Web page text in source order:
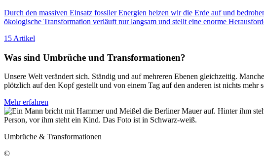
Durch den massiven Einsatz fossiler Energien heizen wir die Erde auf und
ökologische Transformation verläuft nur langsam und stellt eine enorme
15 Artikel
Was sind Umbrüche und Transformationen?
Unsere Welt verändert sich. Ständig und auf mehreren Ebenen gleichzeitig.
plötzlich auf den Kopf gestellt und von einem Tag auf den anderen ist nichts
Mehr erfahren
Umbrüche & Transformationen
©